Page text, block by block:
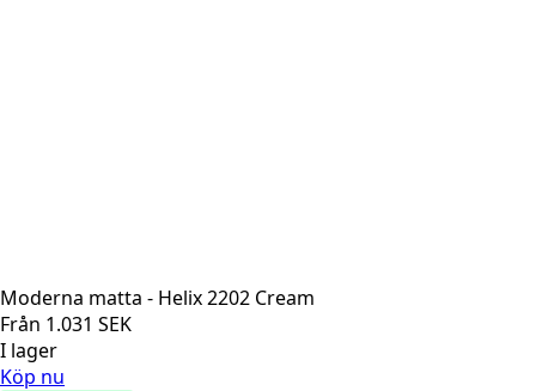
Moderna matta - Helix 2202 Cream
Från 1.031 SEK
I lager
Köp nu